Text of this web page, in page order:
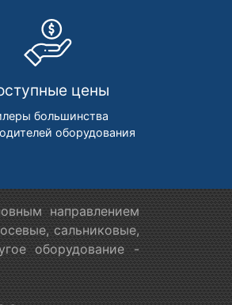
цены
большинства
оборудования
направлением
сальниковые,
оборудование -